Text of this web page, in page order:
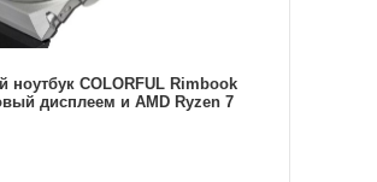
ноутбук COLORFUL Rimbook
дисплеем и AMD Ryzen 7